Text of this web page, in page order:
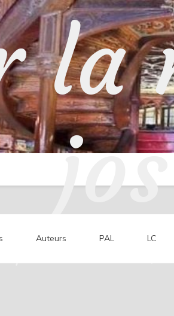
la
Auteurs PAL LC